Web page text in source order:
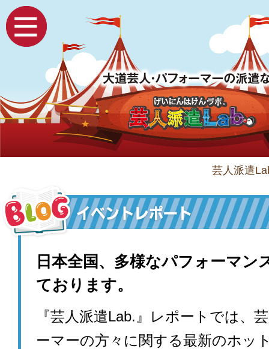
芸人派遣
日本全国、多様なパフォーマン
ております。
『芸人派遣Lab.』レポートでは、
ーマーの方々に関する最新のホッ